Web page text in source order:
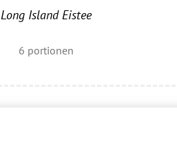
Long Island Eistee
6 portionen